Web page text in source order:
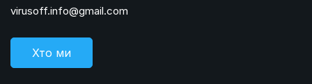
virusoff.info@gmail.com
Хто ми